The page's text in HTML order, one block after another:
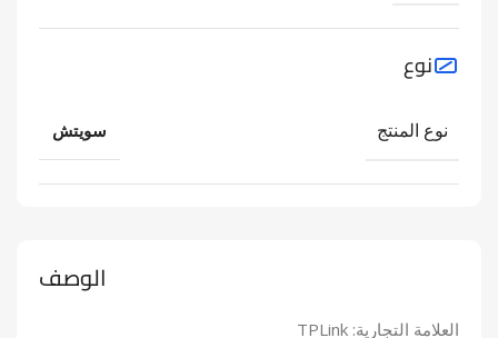
الوصف
العلامة التجارية: TPLink
نوع
نوع المنتج سويتش